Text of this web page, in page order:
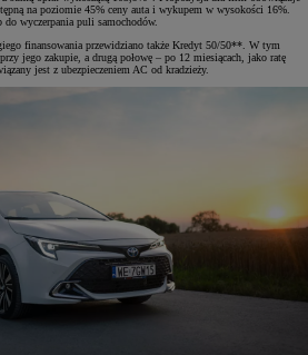
na poziomie 45% ceny auta i wykupem w wysokości 16%.
wyczerpania puli samochodów.
finansowania przewidziano także Kredyt 50/50**. W tym
jego zakupie, a drugą połowę – po 12 miesiącach, jako ratę
jest z ubezpieczeniem AC od kradzieży.